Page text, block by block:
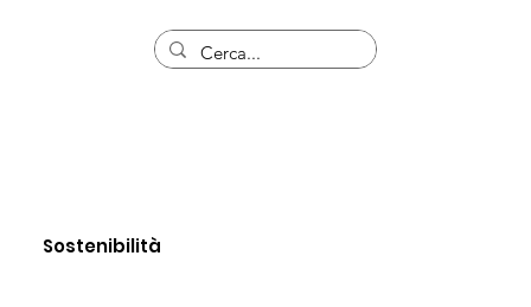
Sostenibilità